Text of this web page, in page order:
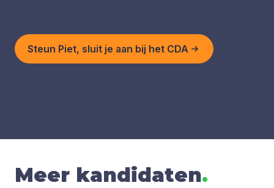
Steun Piet, sluit je aan bij het CDA
Meer kandidaten.